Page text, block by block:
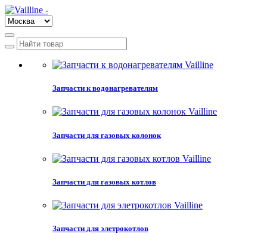
Запчасти к водонагревателям
Запчасти для газовых колонок
Запчасти для газовых котлов
Запчасти для элетрокотлов